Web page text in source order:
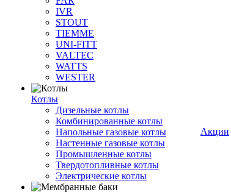
IVR
STOUT
TIEMME
UNI-FITT
VALTEC
WATTS
WESTER
Котлы
Дизельные котлы
Комбинированные котлы
Напольные газовые котлы
Настенные газовые котлы
Промышленные котлы
Твердотопливные котлы
Электрические котлы
Акции